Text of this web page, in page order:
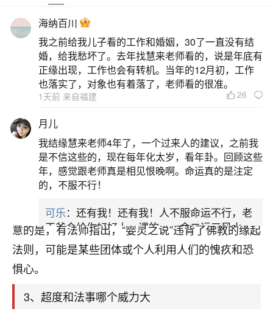
身而心生怨念，需通过特定仪式化解其业障。可前
往正规寺庙，请师父为孩子念诵《地藏经》《佛说
阿弥陀经》等经典，通过经文的力量引导婴灵放下
执念；
2、超度堕胎的孩子是佛教还是道教
超度堕胎的孩子的说法在佛教和道教中都有提
及。在佛教中：佛教虽然找不到“堕胎婴灵”这一专有
名词，但有与堕胎相关的表述，如“胎中失坏堕落”、
“杀胎”等，并提供了相应的补救方法。然而，需要注
意的是，有法师指出，“婴灵之说”违背了佛教的缘起
法则，可能是某些团体或个人利用人们的愧疚和恐
惧心。
3、超度和法事哪个威力大
海纳百川
我之前给我儿子看的工作和婚姻，30了一直没有结
婚，给我愁坏了。去年找慧来老师看的，说是年底有
正缘出现，工作也会有转机。当年的12月初，工作
也落实了，对象也有着落了，老师看的很准。
1天前 来自福建 26
月儿
我结缘慧来老师4年了，一个过来人的建议，之前我
是不信这些的，现在每年化太岁，看年卦。回顾这些
年，感觉跟老师真是相见恨晚啊。命运真的是注定
的，不服不行！
可乐：还有我！还有我！人不服命运不行，老
天爷会给你好好上一课的。一命二运三风水，
哪样不服都不行！
平安是福：我也是每年找老师化太岁，看年
17分钟前 来自湖北